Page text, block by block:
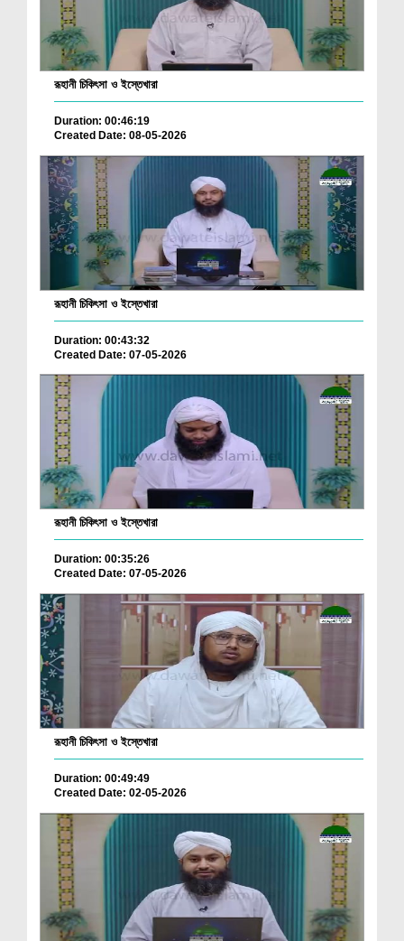
রূহানী চিকিৎসা ও ইস্তেখারা
Duration: 00:46:19
Created Date: 08-05-2026
রূহানী চিকিৎসা ও ইস্তেখারা
Duration: 00:43:32
Created Date: 07-05-2026
রূহানী চিকিৎসা ও ইস্তেখারা
Duration: 00:35:26
Created Date: 07-05-2026
রূহানী চিকিৎসা ও ইস্তেখারা
Duration: 00:49:49
Created Date: 02-05-2026